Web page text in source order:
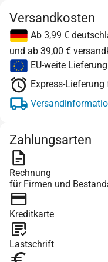
Versandkosten
Ab 3,99 €
und ab 39,00 €
EU-weite
Express-
Zahlungsarten
Rechnung
für Firmen und
Kreditkarte
Lastschrift